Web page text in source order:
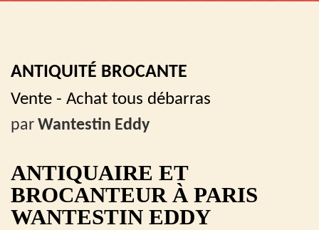
ANTIQUITÉ BROCANTE
Vente - Achat tous débarras
par Wantestin Eddy
ANTIQUAIRE ET
BROCANTEUR À PARIS
WANTESTIN EDDY